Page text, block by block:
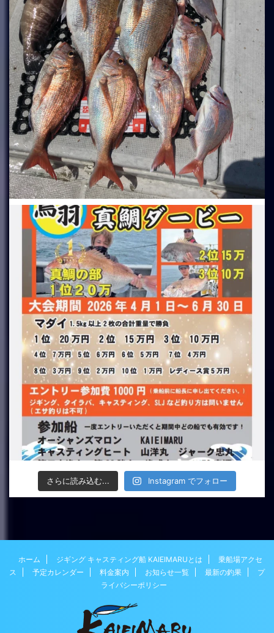
さらに読み込む... Instagram でフォロー
ホーム ジギング キャスティング船 KAIEIMARUとは
乗船場アクセ
ス
予定カレンダー 料金案内 お知らせ一覧 最新の釣果
プ
ライバシーポリシー